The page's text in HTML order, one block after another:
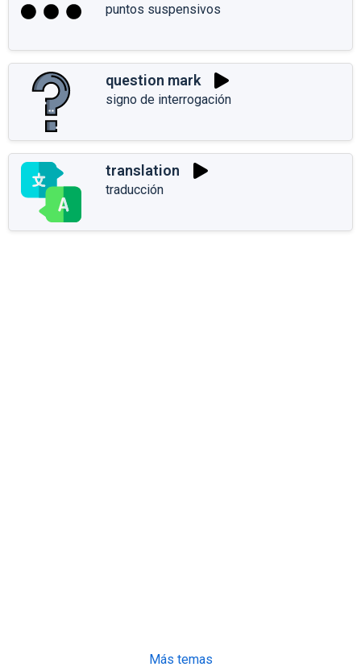
puntos suspensivos
question mark
signo de interrogación
translation
traducción
Más temas